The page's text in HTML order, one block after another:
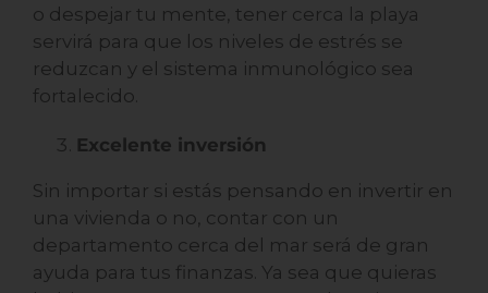
o despejar tu mente, tener cerca la playa
servirá para que los niveles de estrés se
reduzcan y el sistema inmunológico sea
fortalecido.
Excelente inversión
Sin importar si estás pensando en invertir en
una vivienda o no, contar con un
departamento cerca del mar será de gran
ayuda para tus finanzas. Ya sea que quieras